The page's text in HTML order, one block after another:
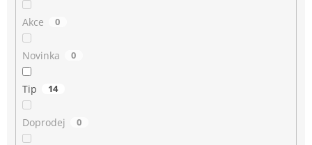
Akce 0
Novinka 0
Tip 14
Doprodej 0